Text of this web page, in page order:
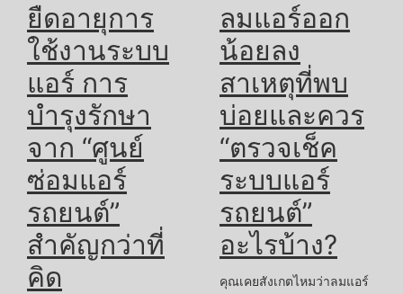
ยืดอายุการ
ใช้งานระบบ
แอร์ การ
บำรุงรักษา
จาก “ศูนย์
ซ่อมแอร์
รถยนต์”
สำคัญกว่าที่
คิด
ลมแอร์ออก
น้อยลง
สาเหตุที่พบ
บ่อยและควร
“ตรวจเช็ค
ระบบแอร์
รถยนต์”
อะไรบ้าง?
คุณเคยสังเกตไหมว่าลมแอร์